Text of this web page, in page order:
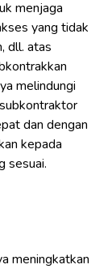
menjaga
yang tidak
dll. atas
melindungi
dan dengan
kepada
sesuai.
meningkatkan